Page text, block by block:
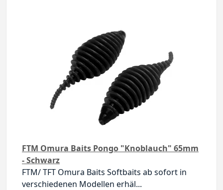
FTM Omura Baits Pongo "Knoblauch" 65mm
- Schwarz
FTM/ TFT Omura Baits Softbaits ab sofort in
verschiedenen Modellen erhäl...